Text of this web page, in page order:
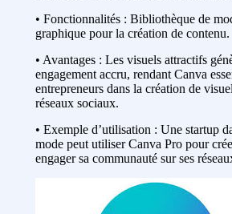
• Fonctionnalités : Bibliothèque de
graphique pour la création de contenu.
• Avantages : Les visuels attractifs
engagement accru, rendant Canva
entrepreneurs dans la création de
réseaux sociaux.
• Exemple d’utilisation : Une startup
mode peut utiliser Canva Pro pour
engager sa communauté sur ses